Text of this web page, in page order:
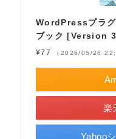
WordPressプラ
ブック [Version
¥77 （2026/05/26
楽
Yahoo